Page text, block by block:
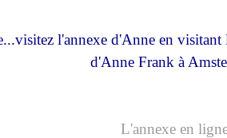
l'annexe d'Anne en visitant
d'Anne Frank à
L'annexe en